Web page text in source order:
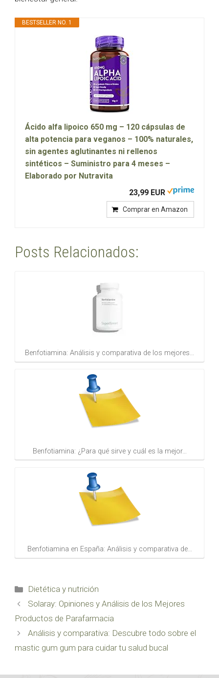
BESTSELLER NO. 1
Ácido alfa lipoico 650 mg – 120 cápsulas de
alta potencia para veganos – 100% naturales,
sin agentes aglutinantes ni rellenos
sintéticos – Suministro para 4 meses –
Elaborado por Nutravita
23,99 EUR
Comprar en Amazon
Posts Relacionados:
Benfotiamina: Análisis y comparativa de los mejores…
Benfotiamina: ¿Para qué sirve y cuál es la mejor…
Benfotiamina en España: Análisis y comparativa de…
Categorías
Dietética y nutrición
Solaray: Opiniones y Análisis de los Mejores
Productos de Parafarmacia
Análisis y comparativa: Descubre todo sobre el
mastic gum gum para cuidar tu salud bucal